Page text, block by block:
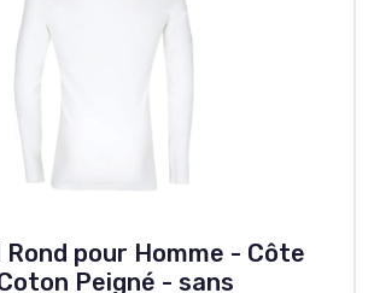
pour Homme - Côte
Peigné - sans